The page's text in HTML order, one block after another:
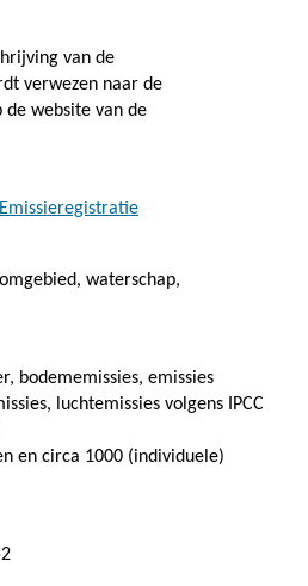
van de
verwezen naar de
de website van de
Emissieregistratie
waterschap,
bodememissies, emissies
luchtemissies volgens IPCC
en circa 1000 (individuele)